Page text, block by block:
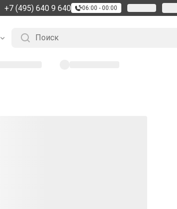
+7 (495) 640 9 640 06:00 - 00:00